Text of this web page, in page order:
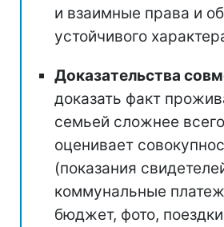
и взаимные права и
устойчивого
Доказательства
доказать факт
семьей сложнее
оценивает
(показания
коммунальные
бюджет, фото,